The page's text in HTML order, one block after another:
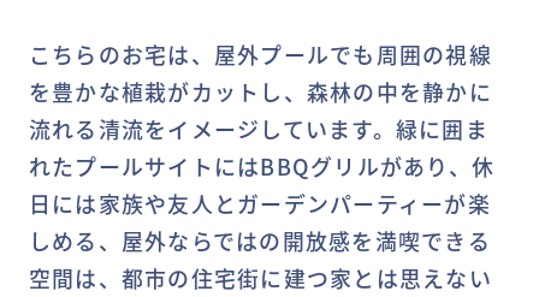
こちらのお宅は、屋外プールでも周囲の視線
を豊かな植栽がカットし、森林の中を静かに
流れる清流をイメージしています。緑に囲ま
れたプールサイトにはBBQグリルがあり、休
日には家族や友人とガーデンパーティーが楽
しめる、屋外ならではの開放感を満喫できる
空間は、都市の住宅街に建つ家とは思えない